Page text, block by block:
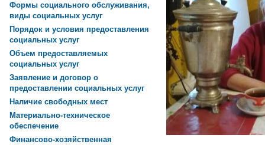
Формы социального обслуживания,
виды социальных услуг
Порядок и условия предоставления
социальных услуг
Объем предоставляемых
социальных услуг
Заявление и договор о
предоставлении социальных услуг
Наличие свободных мест
Материально-техническое
обеспечение
Финансово-хозяйственная